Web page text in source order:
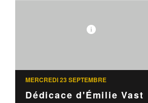
MERCREDI 23 SEPTEMBRE
Dédicace d'Émilie Vast